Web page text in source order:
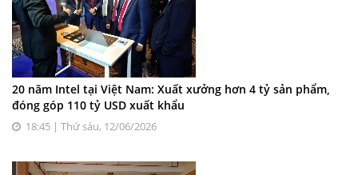
20 năm Intel tại Việt Nam: Xuất xưởng hơn 4 tỷ sản phẩm,
đóng góp 110 tỷ USD xuất khẩu
18:45 | Thứ sáu, 12/06/2026